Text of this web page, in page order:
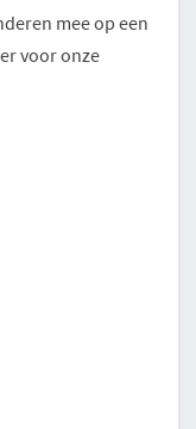
mee op een
voor onze